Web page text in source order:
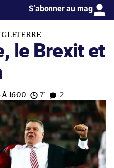
S’abonner au mag
le Brexit et
À 16:00 7' 2